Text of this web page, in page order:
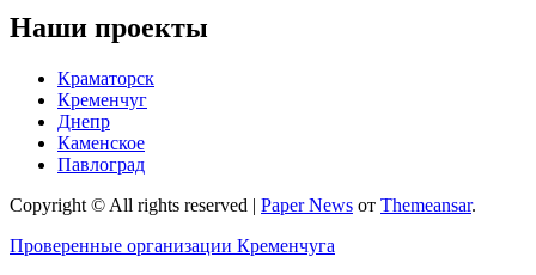
Наши проекты
Краматорск
Кременчуг
Днепр
Каменское
Павлоград
Copyright © All rights reserved | Paper News от Themeansar.
Проверенные организации Кременчуга